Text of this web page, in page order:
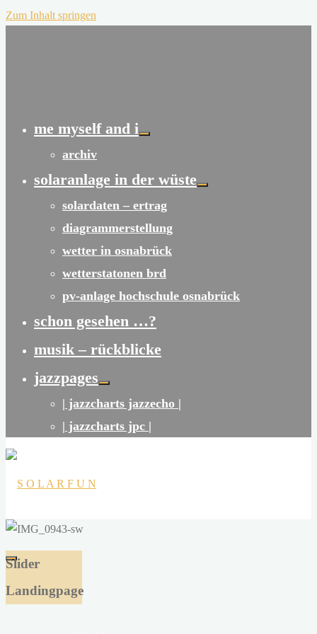
Zum Inhalt springen
me myself and i
archiv
solaranlage in der wüste
solardaten – ertrag
diagrammerstellung
wetter in osnabrück
wetterstatonen brd
pv-anlage hochschule osnabrück
schon gesehen …?
musik – rückblicke
jazzpages
| jazzcharts jazzecho |
| jazzcharts jpc |
S
O
L
Slider
Landingpage